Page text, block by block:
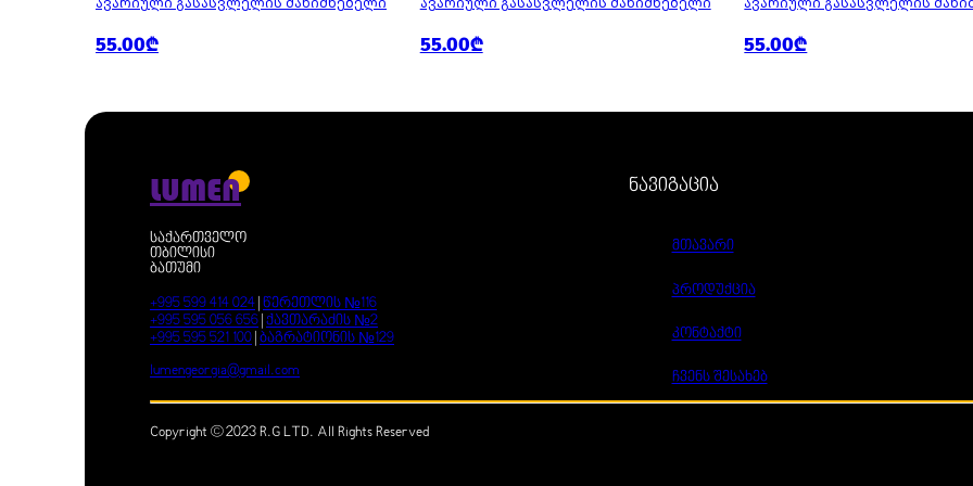
55.00₾ 55.00₾ 55.00₾
LUMEN
საქართველო
თბილისი
ბათუმი
+995 599 414 024 წერეთლის №116
+995 595 056 656 ქავთარაძის №2
+995 595 521 100 ბაგრატიონის №129
lumengeorgia@gmail.com
ნავიგაცია
მთავარი
პროდუქცია
კონტაქტი
ჩვენს შესახებ
Copyright © 2023 R.G LTD. All Rights Reserved